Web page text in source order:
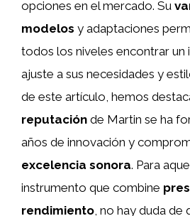
opciones en el mercado. Su
modelos y adaptaciones
todos los niveles encontrar un
ajuste a sus necesidades y
de este artículo, hemos
reputación de Martin se ha
años de innovación y
excelencia sonora. Para
instrumento que combine
rendimiento, no hay duda de